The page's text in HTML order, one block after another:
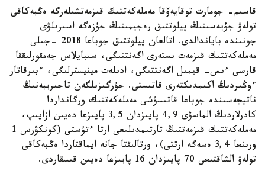
قاسىم- جومارت توقايەۆقا مەملەكەتتىك قىزمەتشىلەرگە ەڭبەكاقى
تولەۋ جۇيەسىنىڭ پيلوتتىق رەجيمىنىڭ جۇزەگە اسىرىلۋى
جونىندە باياندالدى. اتالعان پيلوتتىق جوباعا 2018 -جىلى
مەملەكەتتىك قىزمەت ىستەرى اگەنتتىگى، سىبايلاس جەمقورلىققا
قارسى ءىس- قيمىل اگەنتتىگى، ادىلەت مينيسترلىگى، ءبىرقاتار
ءوڭىردىڭ اكىمدىكتەرى قاتىستى. جۇرگىزىلگەن تاجىريبەنىڭ
ناتيجەسىندە جوباعا قاتىسۋشى مەملەكەتتىك ورگانداردا
كادرلاردىڭ الماسۋى 4,9 پايىزدان 3,5 پايىزعا دەيىن ازايىپ،
مەملەكەتتىك قىزمەتتىڭ تارتىمدىلىعى ارتا ءتۇستى (كونكۋرس 1
ورىنعا 3,4 ەسەگە ارتتى)، ورتالىقتا جانە ايماقتاردا ەڭبەكاقى
تولەۋ الشاقتىعى 70 پايىزدان 16 پايىزعا دەيىن قىسقاردى.